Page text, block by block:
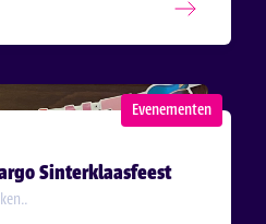
Evenementen
Sinterklaasfeest